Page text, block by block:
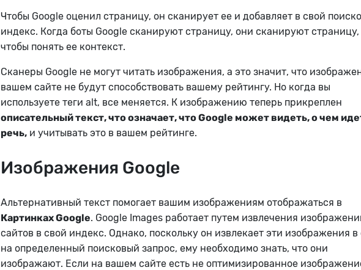
Чтобы Google оценил страницу, он сканирует ее и добавляет в свой
индекс. Когда боты Google сканируют страницу, они сканируют страницу,
чтобы понять ее контекст.
Сканеры Google не могут читать изображения, а это значит, что
вашем сайте не будут способствовать вашему рейтингу. Но когда вы
используете теги alt, все меняется. К изображению теперь прикреплен
описательный текст, что означает, что Google может видеть, о чем
речь, и учитывать это в вашем рейтинге.
Изображения Google
Альтернативный текст помогает вашим изображениям отображаться в
Картинках Google. Google Images работает путем извлечения
сайтов в свой индекс. Однако, поскольку он извлекает эти изображения в
на определенный поисковый запрос, ему необходимо знать, что они
изображают. Если на вашем сайте есть не оптимизированное